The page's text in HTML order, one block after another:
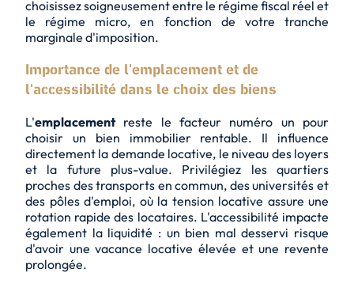
choisissez soigneusement entre le régime fiscal réel et
le régime micro, en fonction de votre tranche
marginale d'imposition.
Importance de l'emplacement et de
l'accessibilité dans le choix des biens
L'emplacementreste le facteur numéro un pour
choisir un bien immobilier rentable. Il influence
directement la demande locative, le niveau des loyers
et la future plus-value. Privilégiez les quartiers
proches destransports en commun, des universités et
des pôles d'emploi, où la tension locative assure une
rotation rapide des locataires. L'accessibilité impacte
également la liquidité : un bien mal desservi risque
d'avoir une vacance locative élevée et une revente
prolongée.